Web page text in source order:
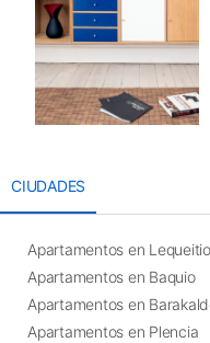
CIUDADES
Apartamentos en Lequeitio
Apartamentos en Baquio
Apartamentos en
Apartamentos en Plencia